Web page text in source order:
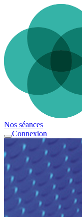
Nos séances
Connexion